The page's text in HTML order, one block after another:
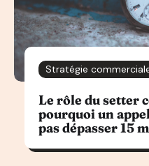
Stratégie
Le rôle du setter
pourquoi un
pas dépasser 15